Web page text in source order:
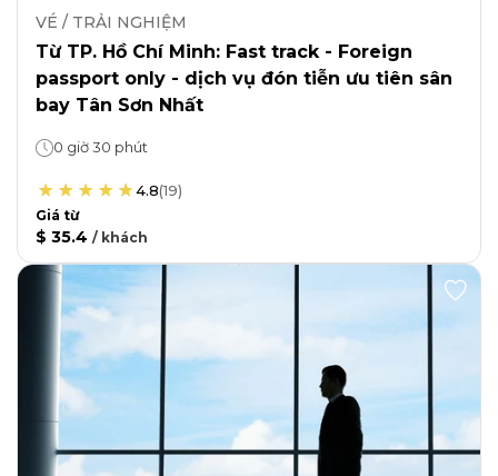
VÉ / TRẢI NGHIỆM
Từ TP. Hồ Chí Minh: Fast track - Foreign
passport only - dịch vụ đón tiễn ưu tiên sân
bay Tân Sơn Nhất
0 giờ 30 phút
4.8(19)
Giá từ
$ 35.4 / khách